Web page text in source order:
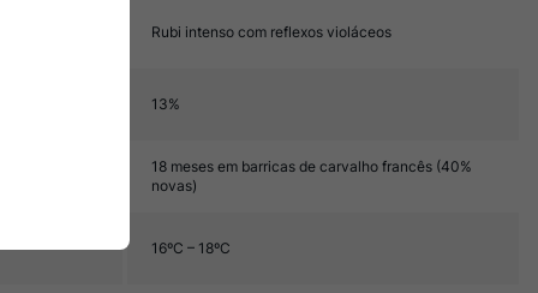
Rubi intenso com reflexos violáceos
13%
18 meses em barricas de carvalho francês (40%
novas)
16ºC – 18ºC